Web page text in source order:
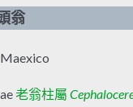
翁
老翁柱屬